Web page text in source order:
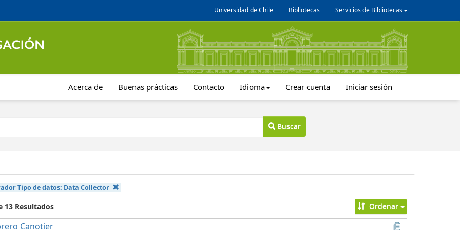
Universidad de Chile Bibliotecas Servicios de Bibliotecas
Acerca de Buenas prácticas Contacto Idioma Crear cuenta Iniciar sesión
Buscar
Tipo de datos: Data Collector
13 Resultados Ordenar
Canotier